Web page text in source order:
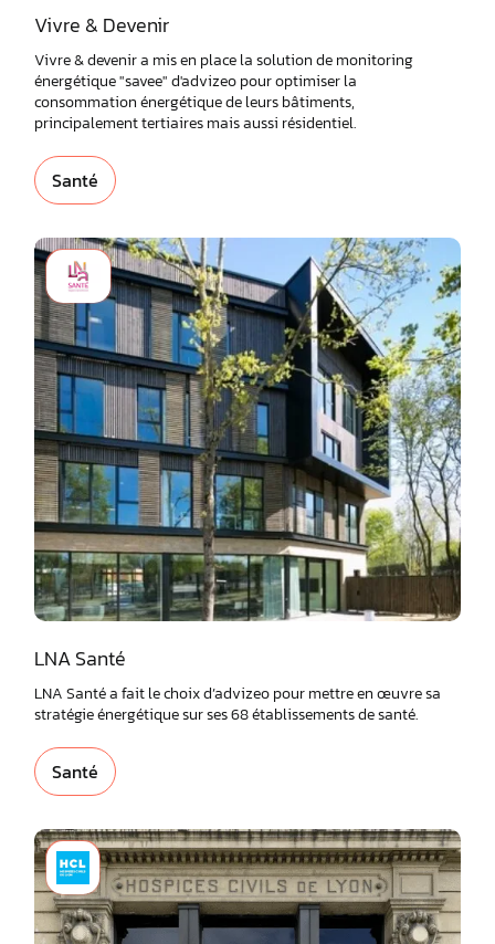
Vivre & Devenir
Vivre & devenir a mis en place la solution de monitoring
énergétique "savee" d'advizeo pour optimiser la
consommation énergétique de leurs bâtiments,
principalement tertiaires mais aussi résidentiel.
Santé
LNA Santé
LNA Santé a fait le choix d’advizeo pour mettre en œuvre sa
stratégie énergétique sur ses 68 établissements de santé.
Santé